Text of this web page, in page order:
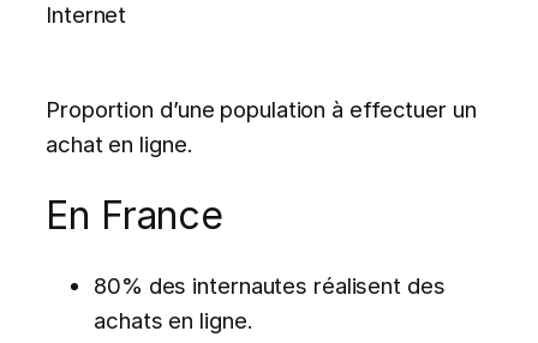
Internet
Proportion d’une population à effectuer un
achat en ligne.
En France
80% des internautes réalisent des
achats en ligne.